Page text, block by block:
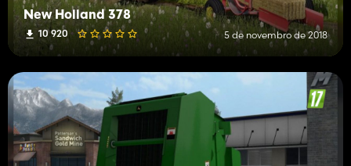
New Holland 378
10 920 5 de novembro de 2018